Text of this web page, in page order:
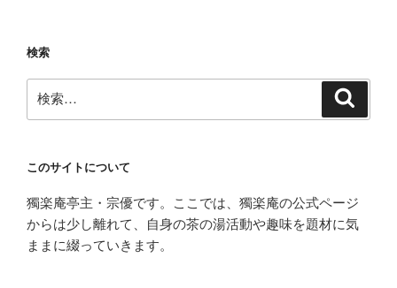
検索
索:
このサイトについて
獨楽庵亭主・宗優です。ここでは、獨楽庵の公式ページ
からは少し離れて、自身の茶の湯活動や趣味を題材に気
ままに綴っていきます。